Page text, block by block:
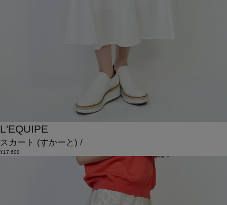
L'EQUIPE
スカート (すかーと) /
¥17,600